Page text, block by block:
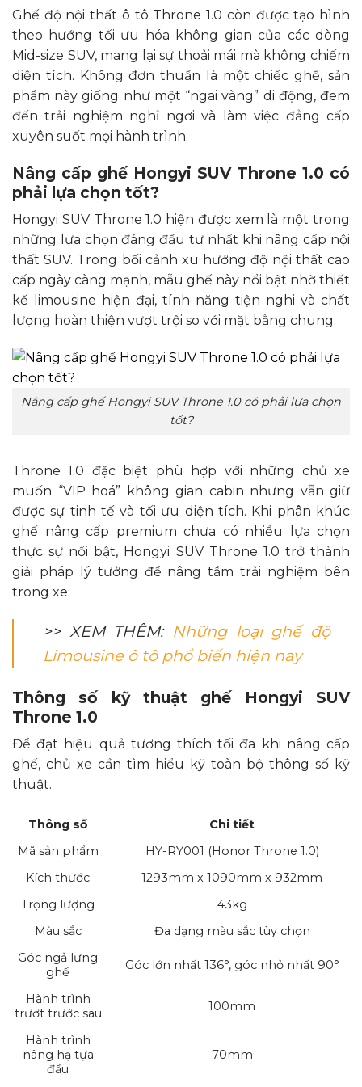
Ghế độ nội thất ô tô Throne 1.0 còn được tạo hình
theo hướng tối ưu hóa không gian của các dòng
Mid-size SUV, mang lại sự thoải mái mà không chiếm
diện tích. Không đơn thuần là một chiếc ghế, sản
phẩm này giống như một “ngai vàng” di động, đem
đến trải nghiệm nghỉ ngơi và làm việc đẳng cấp
xuyên suốt mọi hành trình.
Nâng cấp ghế Hongyi SUV Throne 1.0 có
phải lựa chọn tốt?
Hongyi SUV Throne 1.0 hiện được xem là một trong
những lựa chọn đáng đầu tư nhất khi nâng cấp nội
thất SUV. Trong bối cảnh xu hướng độ nội thất cao
cấp ngày càng mạnh, mẫu ghế này nổi bật nhờ thiết
kế limousine hiện đại, tính năng tiện nghi và chất
lượng hoàn thiện vượt trội so với mặt bằng chung.
Nâng cấp ghế Hongyi SUV Throne 1.0 có phải lựa chọn
tốt?
Throne 1.0 đặc biệt phù hợp với những chủ xe
muốn “VIP hoá” không gian cabin nhưng vẫn giữ
được sự tinh tế và tối ưu diện tích. Khi phân khúc
ghế nâng cấp premium chưa có nhiều lựa chọn
thực sự nổi bật, Hongyi SUV Throne 1.0 trở thành
giải pháp lý tưởng để nâng tầm trải nghiệm bên
trong xe.
>> XEM THÊM: Những loại ghế độ
Limousine ô tô phổ biến hiện nay
Thông số kỹ thuật ghế Hongyi SUV
Throne 1.0
Để đạt hiệu quả tương thích tối đa khi nâng cấp
ghế, chủ xe cần tìm hiểu kỹ toàn bộ thông số kỹ
thuật.
Thông số
Chi tiết
Mã sản phẩm
HY-RY001 (Honor Throne 1.0)
Kích thước
1293mm x 1090mm x 932mm
Trọng lượng
43kg
Màu sắc
Đa dạng màu sắc tùy chọn
Góc ngả lưng
ghế
Góc lớn nhất 136°, góc nhỏ nhất 90°
Hành trình
trượt trước sau
100mm
Hành trình
nâng hạ tựa
đầu
70mm